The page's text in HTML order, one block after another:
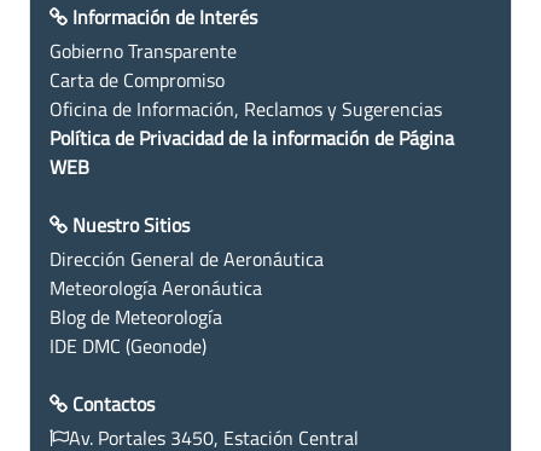
Información de Interés
Gobierno Transparente
Carta de Compromiso
Oficina de Información, Reclamos y Sugerencias
Política de Privacidad de la información de Página
WEB
Nuestro Sitios
Dirección General de Aeronáutica
Meteorología Aeronáutica
Blog de Meteorología
IDE DMC (Geonode)
Contactos
Av. Portales 3450, Estación Central